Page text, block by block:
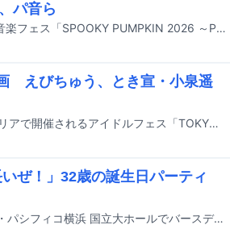
パ音ら
10月31日に東京・サンリオピューロランドでオールナイト音楽フェス「SPOOKY PUMPKIN 2026 ～PURO ALL NIGHT HALLOWEEN PARTY～」が開催される。
えびちゅう、とき宣・小泉遥
7月31日から8月2日までの3日間、東京・お台場青海周辺エリアで開催されるアイドルフェス「TOKYO IDOL FESTIVAL 2026 supported by にしたんクリニック」。本公演のうち、初日に行われる「灼熱！真夏のアイドルメドレー ～A-RIN BEYOND THE LIMIT～」の出演者が発表された。
ぜ！」32歳の誕生日パーティ
ももいろクローバーZの百田夏菜子が昨日7月20日に神奈川・パシフィコ横浜 国立大ホールでバースデーイベント「32! SUNNY PARTY～!!」を開催した。